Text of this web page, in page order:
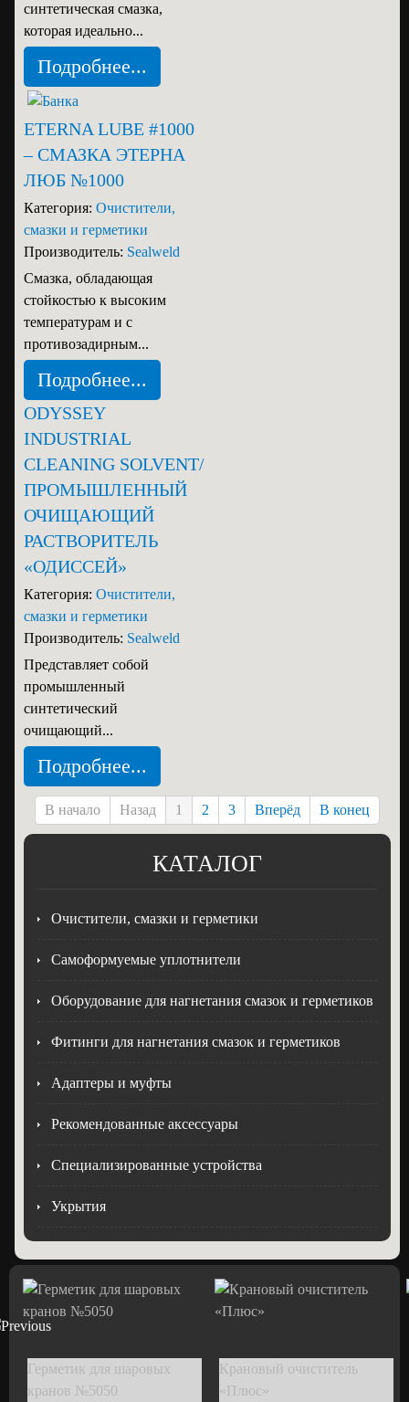
синтетическая смазка,
которая идеально...
Подробнее...
ETERNA LUBE #1000
– СМАЗКА ЭТЕРНА
ЛЮБ №1000
Категория: Очистители,
смазки и герметики
Производитель: Sealweld
Смазка, обладающая
стойкостью к высоким
температурам и c
противозадирным...
Подробнее...
ODYSSEY
INDUSTRIAL
CLEANING SOLVENT/
ПРОМЫШЛЕННЫЙ
ОЧИЩАЮЩИЙ
РАСТВОРИТЕЛЬ
«ОДИССЕЙ»
Категория: Очистители,
смазки и герметики
Производитель: Sealweld
Представляет собой
промышленный
синтетический
очищающий...
Подробнее...
В начало Назад 1 2 3 Вперёд В конец
КАТАЛОГ
Очистители, смазки и герметики
Самоформуемые уплотнители
Оборудование для нагнетания смазок и герметиков
Фитинги для нагнетания смазок и герметиков
Адаптеры и муфты
Рекомендованные аксессуары
Специализированные устройства
Укрытия
Герметик для шаровых
кранов №5050
Крановый очиститель
«Плюс»